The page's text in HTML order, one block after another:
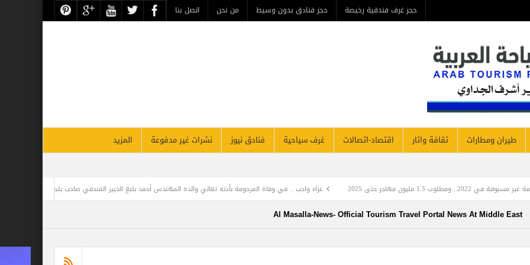
حجز غرف فندقية رخيصة حجز فنادق بدون وسيط من نحن اتصل بنا
ثقافة واثار اقتصاد-اتصالات غرف سياحية فنادق نيوز نشرات غير مدفوعة
المزيد
عزاء واجب .. في وفاة المرحومة بأذنه تعالي والدة المهندس أحمد بلبع الخبير الفندقي صاحب بلبع جروب
مغامر مصري يحطم الرقم
Al Masalla-News- Official Tourism Travel Portal News At